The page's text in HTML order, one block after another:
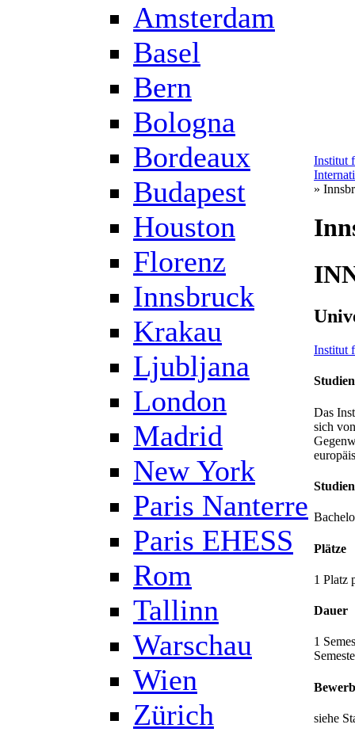
Amsterdam
Basel
Bern
Bologna
Bordeaux
Budapest
Houston
Florenz
Innsbruck
Krakau
Ljubljana
London
Madrid
New York
Paris Nanterre
Paris EHESS
Rom
Tallinn
Warschau
Wien
Zürich
Institut
»
Institut
Das
sich
Plätze
1 Platz
Dauer
1
siehe